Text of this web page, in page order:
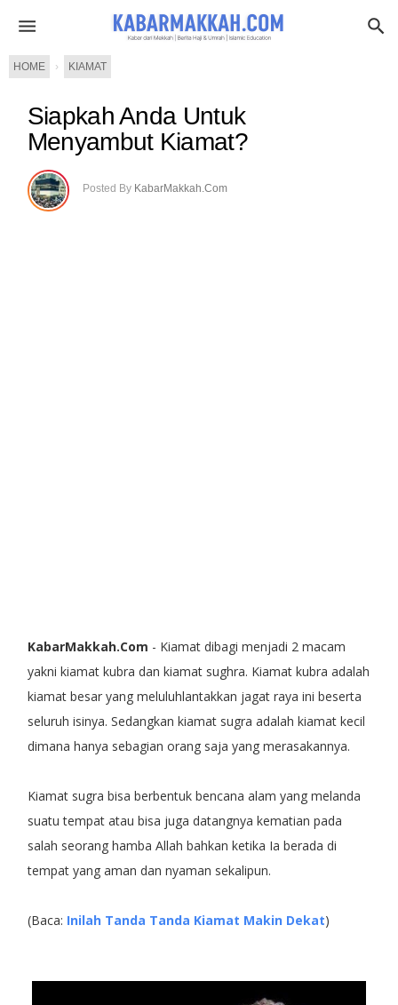
HOME › KIAMAT
Siapkah Anda Untuk
Menyambut Kiamat?
Posted By KabarMakkah.Com
KabarMakkah.Com - Kiamat dibagi menjadi 2 macam
yakni kiamat kubra dan kiamat sughra. Kiamat kubra adalah
kiamat besar yang meluluhlantakkan jagat raya ini beserta
seluruh isinya. Sedangkan kiamat sugra adalah kiamat kecil
dimana hanya sebagian orang saja yang merasakannya.
Kiamat sugra bisa berbentuk bencana alam yang melanda
suatu tempat atau bisa juga datangnya kematian pada
salah seorang hamba Allah bahkan ketika Ia berada di
tempat yang aman dan nyaman sekalipun.
(Baca: Inilah Tanda Tanda Kiamat Makin Dekat)